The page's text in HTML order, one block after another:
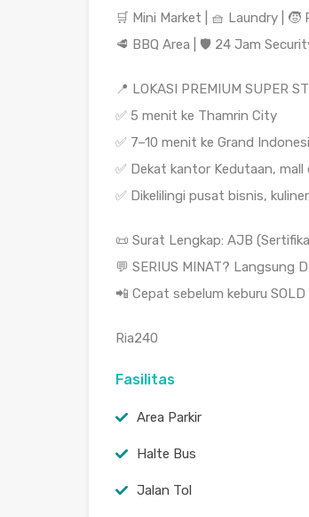
🛒 Mini Market | 🧺 Laundry | 🧒
🥩 BBQ Area | 🛡️ 24 Jam
📍 LOKASI PREMIUM SUPER
✅ 5 menit ke Thamrin City
✅ 7–10 menit ke Grand
✅ Dekat kantor Kedutaan,
✅ Dikelilingi pusat bisnis,
📜 Surat Lengkap: AJB
💬 SERIUS MINAT? Langsung
📲 Cepat sebelum keburu SOLD
Ria240
Fasilitas
Area Parkir
Halte Bus
Jalan Tol